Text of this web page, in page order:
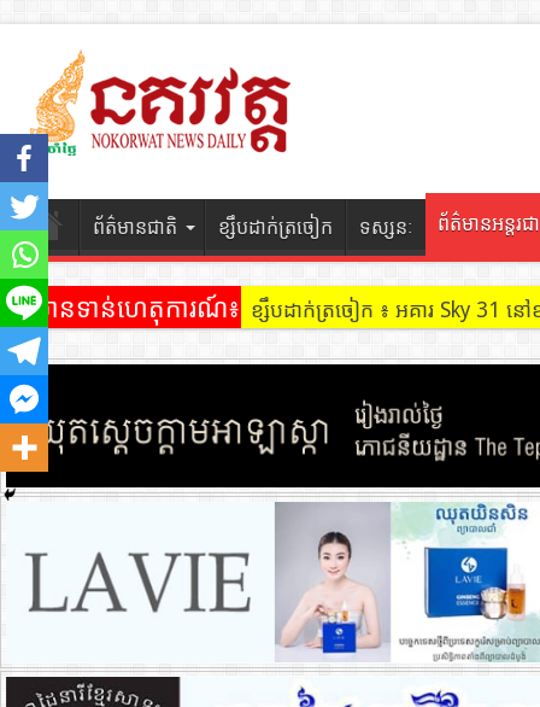
ព័ត៌មានជាតិ ខ្សឹបដាក់ត្រចៀក ទស្សនៈ ព័ត៌មានអន្តរជ
ព័ត៌មានទាន់ហេតុការណ៍៖ ខ្សឹបដាក់ត្រចៀក ៖ អគារ Sky 31